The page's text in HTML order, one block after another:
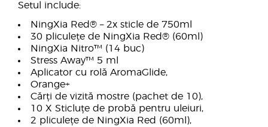
Setul include:
NingXia Red® – 2x sticle de 750ml
30 pliculețe de NingXia Red® (60ml)
NingXia Nitro™ (14 buc)
Stress Away™ 5 ml
Aplicator cu rolă AromaGlide,
Orange+
Cărți de vizită mostre (pachet de 10),
10 X Sticluțe de probă pentru uleiuri,
2 pliculețe de NingXia Red (60ml),